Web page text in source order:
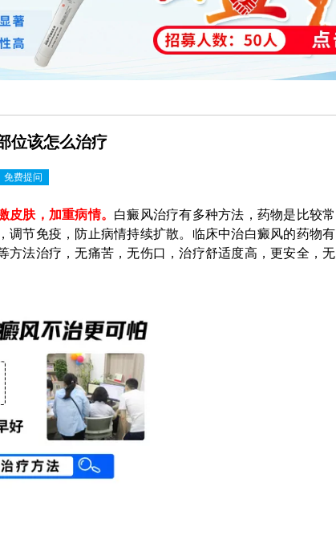
位该怎么治疗
免费提问
肤，加重病情。 白癜风治疗有多种方法，药物是比较常
调节免疫，防止病情持续扩散。临床中治白癜风的药物有
法治疗，无痛苦，无伤口，治疗舒适度高，更安全，无